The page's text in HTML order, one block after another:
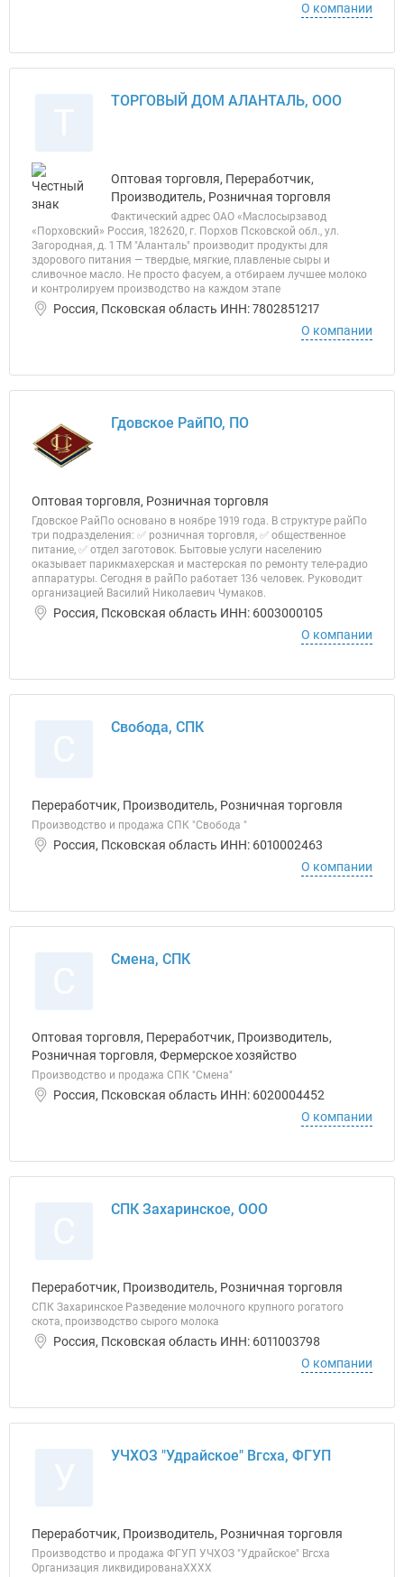
О компании
ТОРГОВЫЙ ДОМ АЛАНТАЛЬ, ООО
Оптовая торговля, Переработчик,
Производитель, Розничная торговля
Фактический адрес ОАО «Маслосырзавод
«Порховский» Россия, 182620, г. Порхов Псковской обл., ул.
Загородная, д. 1 ТМ "Аланталь" производит продукты для
здорового питания — твердые, мягкие, плавленые сыры и
сливочное масло. Не просто фасуем, а отбираем лучшее молоко
и контролируем производство на каждом этапе
Россия, Псковская область ИНН: 7802851217
О компании
Гдовское РайПО, ПО
Оптовая торговля, Розничная торговля
Гдовское РайПо основано в ноябре 1919 года. В структуре райПо
три подразделения: ✅ розничная торговля, ✅ общественное
питание, ✅ отдел заготовок. Бытовые услуги населению
оказывает парикмахерская и мастерская по ремонту теле-радио
аппаратуры. Сегодня в райПо работает 136 человек. Руководит
организацией Василий Николаевич Чумаков.
Россия, Псковская область ИНН: 6003000105
О компании
Свобода, СПК
Переработчик, Производитель, Розничная торговля
Производство и продажа СПК "Свобода "
Россия, Псковская область ИНН: 6010002463
О компании
Смена, СПК
Оптовая торговля, Переработчик, Производитель,
Розничная торговля, Фермерское хозяйство
Производство и продажа СПК "Смена"
Россия, Псковская область ИНН: 6020004452
О компании
СПК Захаринское, ООО
Переработчик, Производитель, Розничная торговля
СПК Захаринское Разведение молочного крупного рогатого
скота, производство сырого молока
Россия, Псковская область ИНН: 6011003798
О компании
УЧХОЗ "Удрайское" Вгсха, ФГУП
Переработчик, Производитель, Розничная торговля
Производство и продажа ФГУП УЧХОЗ "Удрайское" Вгсха
Организация ликвидированаХХХХ